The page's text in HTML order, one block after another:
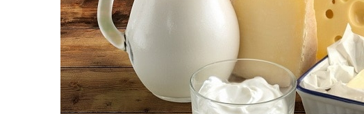
принимать
никакого кипятка
30/Січ/2021
Лікарі назвали симптоми
коронавірусу в дітей
14/Бер/2020